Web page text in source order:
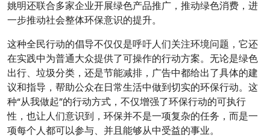
姚明还联合多家企业开展绿色产品推广，推动绿色消费，进
一步推动社会整体环保意识的提升。
这种全民行动的倡导不仅仅是呼吁人们关注环境问题，它还
在实践中为普通大众提供了可操作的行动方案。无论是绿色
出行、垃圾分类，还是节能减排，广告中都给出了具体的建
议和指导，帮助公众在日常生活中做到切实的环保行动。这
种“从我做起”的行动方式，不仅增强了环保行动的可执行
性，也让人们意识到，环保并不是一项复杂的任务，而是一
项每个人都可以参与、并且能够从中受益的事业。